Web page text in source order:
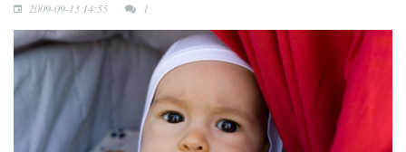
2009-09-13 14:55 1